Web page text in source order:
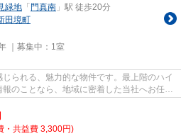
緑地 「 門真南 」駅 徒歩20分
田境町
｜募集中： 1室
られる、魅力的な物件です。最上階のハイ
のことなら、地域に密着した当社へお任せ
・共益費 3,300円)